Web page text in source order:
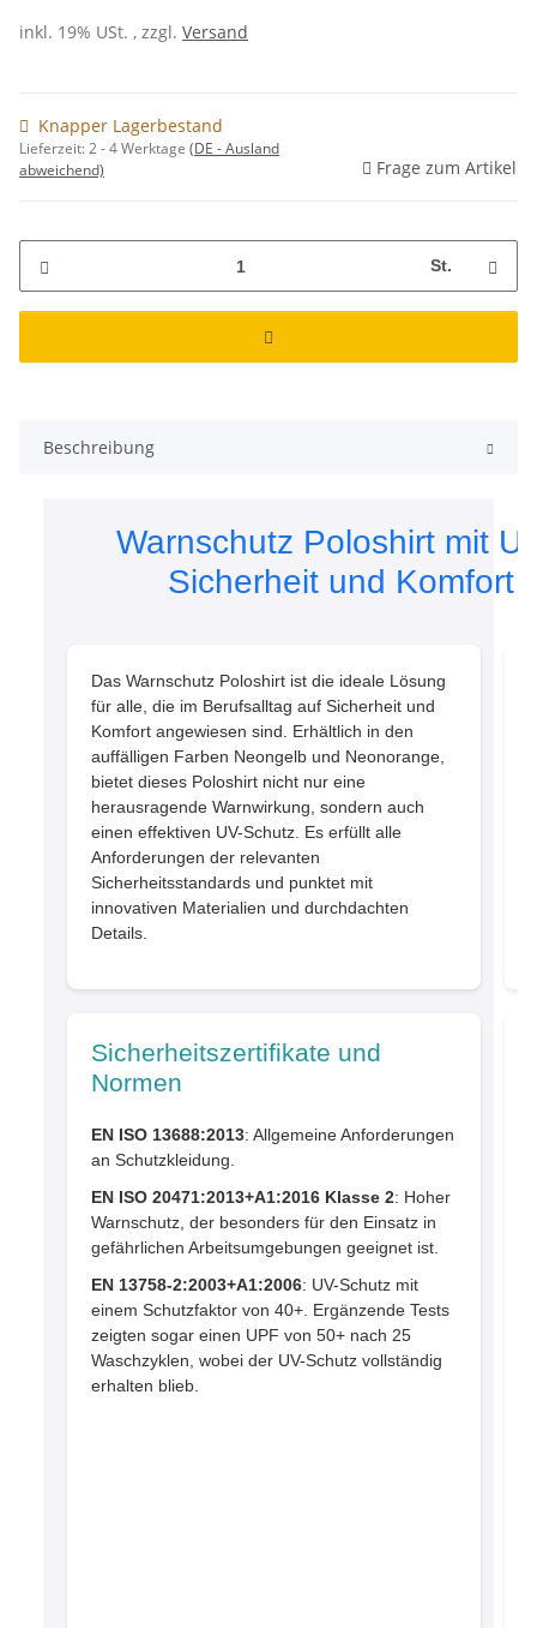
inkl. 19% USt. , zzgl. Versand
Knapper Lagerbestand
Lieferzeit:2 - 4 Werktage (DE - Ausland
abweichend)
Frage zum Artikel
St.
Beschreibung
Warnschutz Poloshirt mit
Sicherheit und Komfort
Das Warnschutz Poloshirt ist die ideale Lösung
für alle, die im Berufsalltag auf Sicherheit und
Komfort angewiesen sind. Erhältlich in den
auffälligen Farben Neongelb und Neonorange,
bietet dieses Poloshirt nicht nur eine
herausragende Warnwirkung, sondern auch
einen effektiven UV-Schutz. Es erfüllt alle
Anforderungen der relevanten
Sicherheitsstandards und punktet mit
innovativen Materialien und durchdachten
Details.
Sicherheitszertifikate und
Normen
EN ISO 13688:2013: Allgemeine Anforderungen
an Schutzkleidung.
EN ISO 20471:2013+A1:2016 Klasse 2: Hoher
Warnschutz, der besonders für den Einsatz in
gefährlichen Arbeitsumgebungen geeignet ist.
EN 13758-2:2003+A1:2006: UV-Schutz mit
einem Schutzfaktor von 40+. Ergänzende Tests
zeigten sogar einen UPF von 50+ nach 25
Waschzyklen, wobei der UV-Schutz vollständig
erhalten blieb.